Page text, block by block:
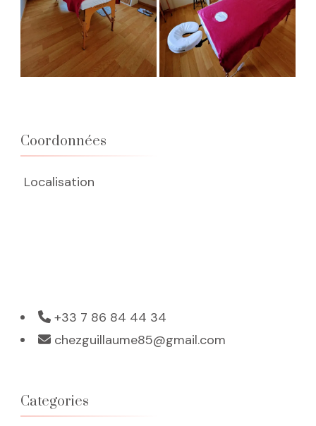
Coordonnées
Localisation
+33 7 86 84 44 34
chezguillaume85@gmail.com
Categories